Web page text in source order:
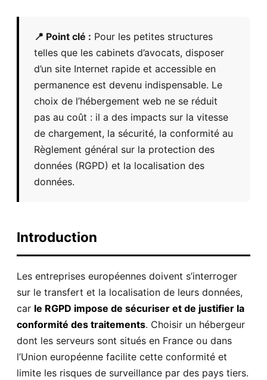
📍 Point clé : Pour les petites structures
telles que les cabinets d’avocats, disposer
d’un site Internet rapide et accessible en
permanence est devenu indispensable. Le
choix de l’hébergement web ne se réduit
pas au coût : il a des impacts sur la vitesse
de chargement, la sécurité, la conformité au
Règlement général sur la protection des
données (RGPD) et la localisation des
données.
Introduction
Les entreprises européennes doivent s’interroger
sur le transfert et la localisation de leurs données,
car le RGPD impose de sécuriser et de justifier la
conformité des traitements. Choisir un hébergeur
dont les serveurs sont situés en France ou dans
l’Union européenne facilite cette conformité et
limite les risques de surveillance par des pays tiers.